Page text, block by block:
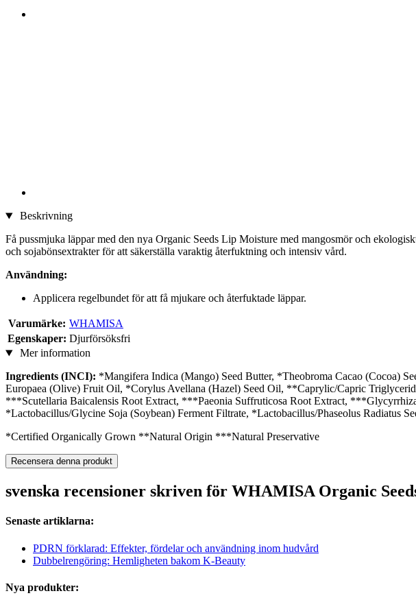
Beskrivning
Få pussmjuka läppar med den nya Organic Seeds Lip Moisture med mangosmör och
och sojabönsextrakter för att säkerställa varaktig återfuktning och intensiv vård.
Användning:
Applicera regelbundet för att få mjukare och återfuktade läppar.
Varumärke: WHAMISA
Egenskaper: Djurförsöksfri
Mer information
Ingredients (INCI): *Mangifera Indica (Mango) Seed Butter, *Theobroma Cacao (Cocoa)
Europaea (Olive) Fruit Oil, *Corylus Avellana (Hazel) Seed Oil, **Caprylic/Capric
***Scutellaria Baicalensis Root Extract, ***Paeonia Suffruticosa Root Extract,
*Lactobacillus/Glycine Soja (Soybean) Ferment Filtrate, *Lactobacillus/Phaseolus Radiatus
*Certified Organically Grown **Natural Origin ***Natural Preservative
Recensera denna produkt
svenska recensioner skriven för WHAMISA Organic
Senaste artiklarna:
PDRN förklarad: Effekter, fördelar och användning inom hudvård
Dubbelrengöring: Hemligheten bakom K-Beauty
Nya produkter: